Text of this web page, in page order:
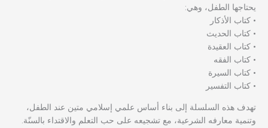
يحتاجها الطفل، وهي:
• كتاب الأذكار
• كتاب الحديث
• كتاب العقيدة
• كتاب الفقه
• كتاب السيرة
• كتاب التفسير
تهدف هذه السلسلة إلى بناء أساس علمي إسلامي متين عند الطفل،
وتنمية معارفه الشرعية، مع تشجيعه على حب التعلم والاقتداء بالسنّة.